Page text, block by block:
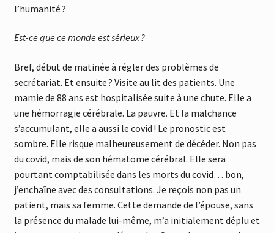
l’humanité ?
Est-ce que ce monde est sérieux ?
Bref, début de matinée à régler des problèmes de
secrétariat. Et ensuite ? Visite au lit des patients. Une
mamie de 88 ans est hospitalisée suite à une chute. Elle a
une hémorragie cérébrale. La pauvre. Et la malchance
s’accumulant, elle a aussi le covid ! Le pronostic est
sombre. Elle risque malheureusement de décéder. Non pas
du covid, mais de son hématome cérébral. Elle sera
pourtant comptabilisée dans les morts du covid… bon,
j’enchaîne avec des consultations. Je reçois non pas un
patient, mais sa femme. Cette demande de l’épouse, sans
la présence du malade lui-même, m’a initialement déplu et